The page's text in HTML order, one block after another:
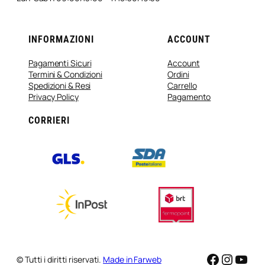
INFORMAZIONI
Pagamenti Sicuri
Termini & Condizioni
Spedizioni & Resi
Privacy Policy
ACCOUNT
Account
Ordini
Carrello
Pagamento
CORRIERI
© Tutti i diritti riservati. Made in Farweb